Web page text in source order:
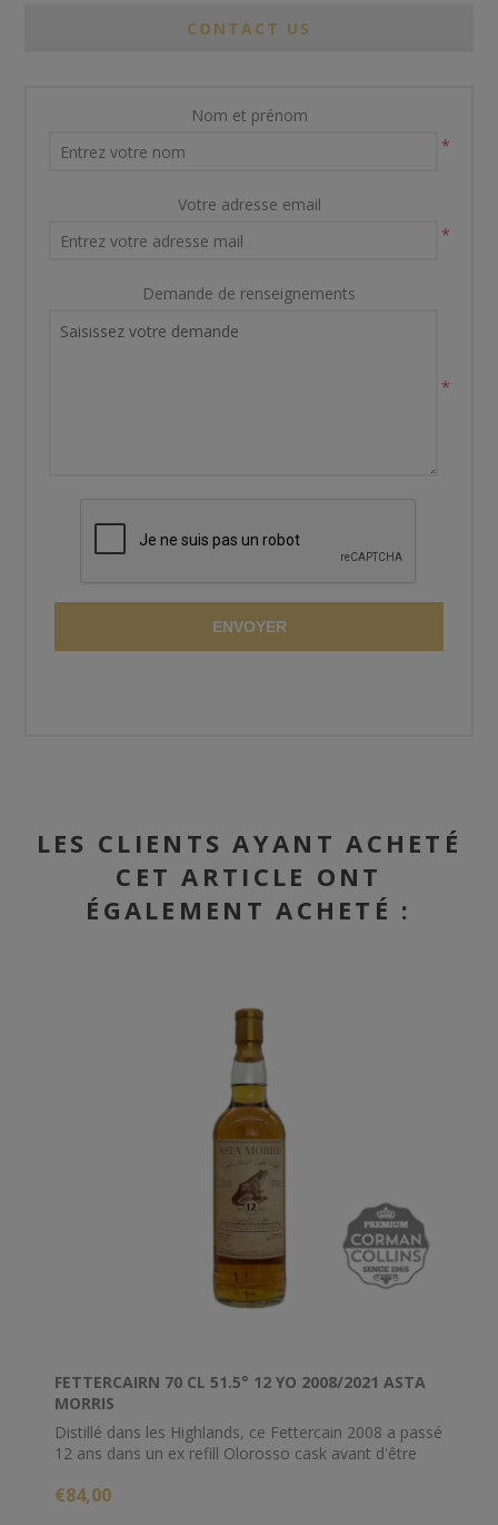
CONTACT US
Nom et prénom
*
Votre adresse email
*
Demande de renseignements
*
ENVOYER
LES CLIENTS AYANT ACHETÉ
CET ARTICLE ONT
ÉGALEMENT ACHETÉ :
FETTERCAIRN 70 CL 51.5° 12 YO 2008/2021 ASTA
MORRIS
Distillé dans les Highlands, ce Fettercain 2008 a passé
12 ans dans un ex refill Olorosso cask avant d'être
€84,00